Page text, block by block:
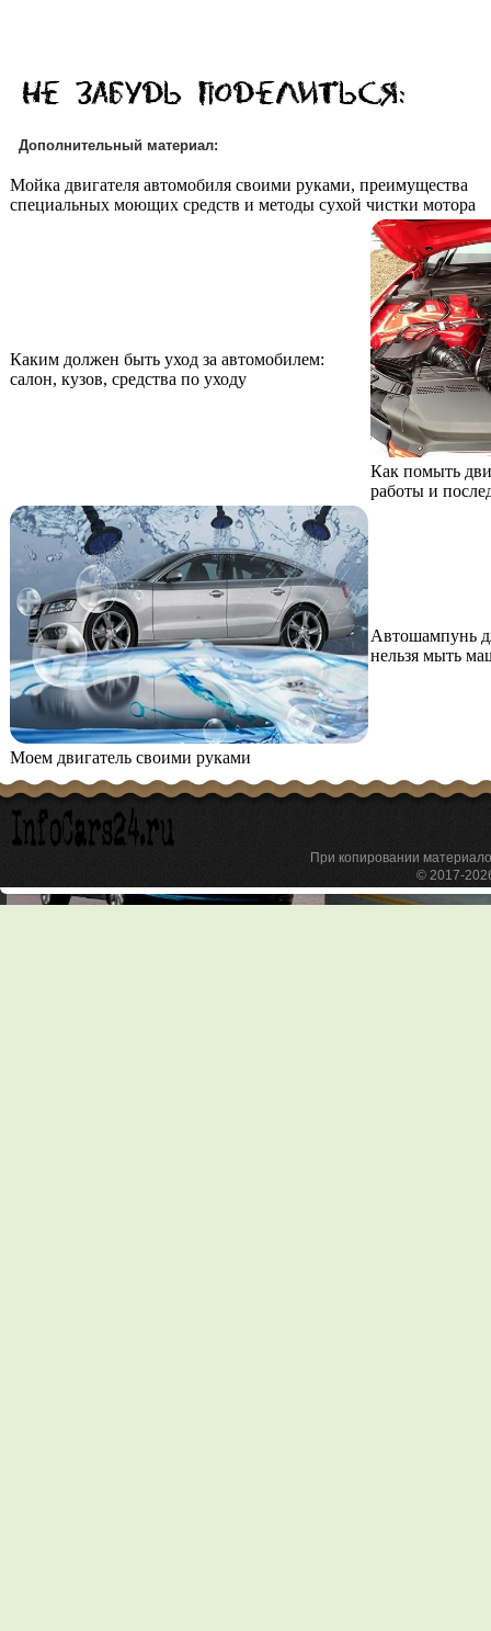
Дополнительный материал:
Мойка двигателя автомобиля своими руками, преимущества
специальных моющих средств и методы сухой чистки мотора
Каким должен быть уход за автомобилем:
салон, кузов, средства по уходу
Как помыть
работы и
Моем двигатель своими руками
Автошампунь
нельзя мыть
При копировании
© 2017-